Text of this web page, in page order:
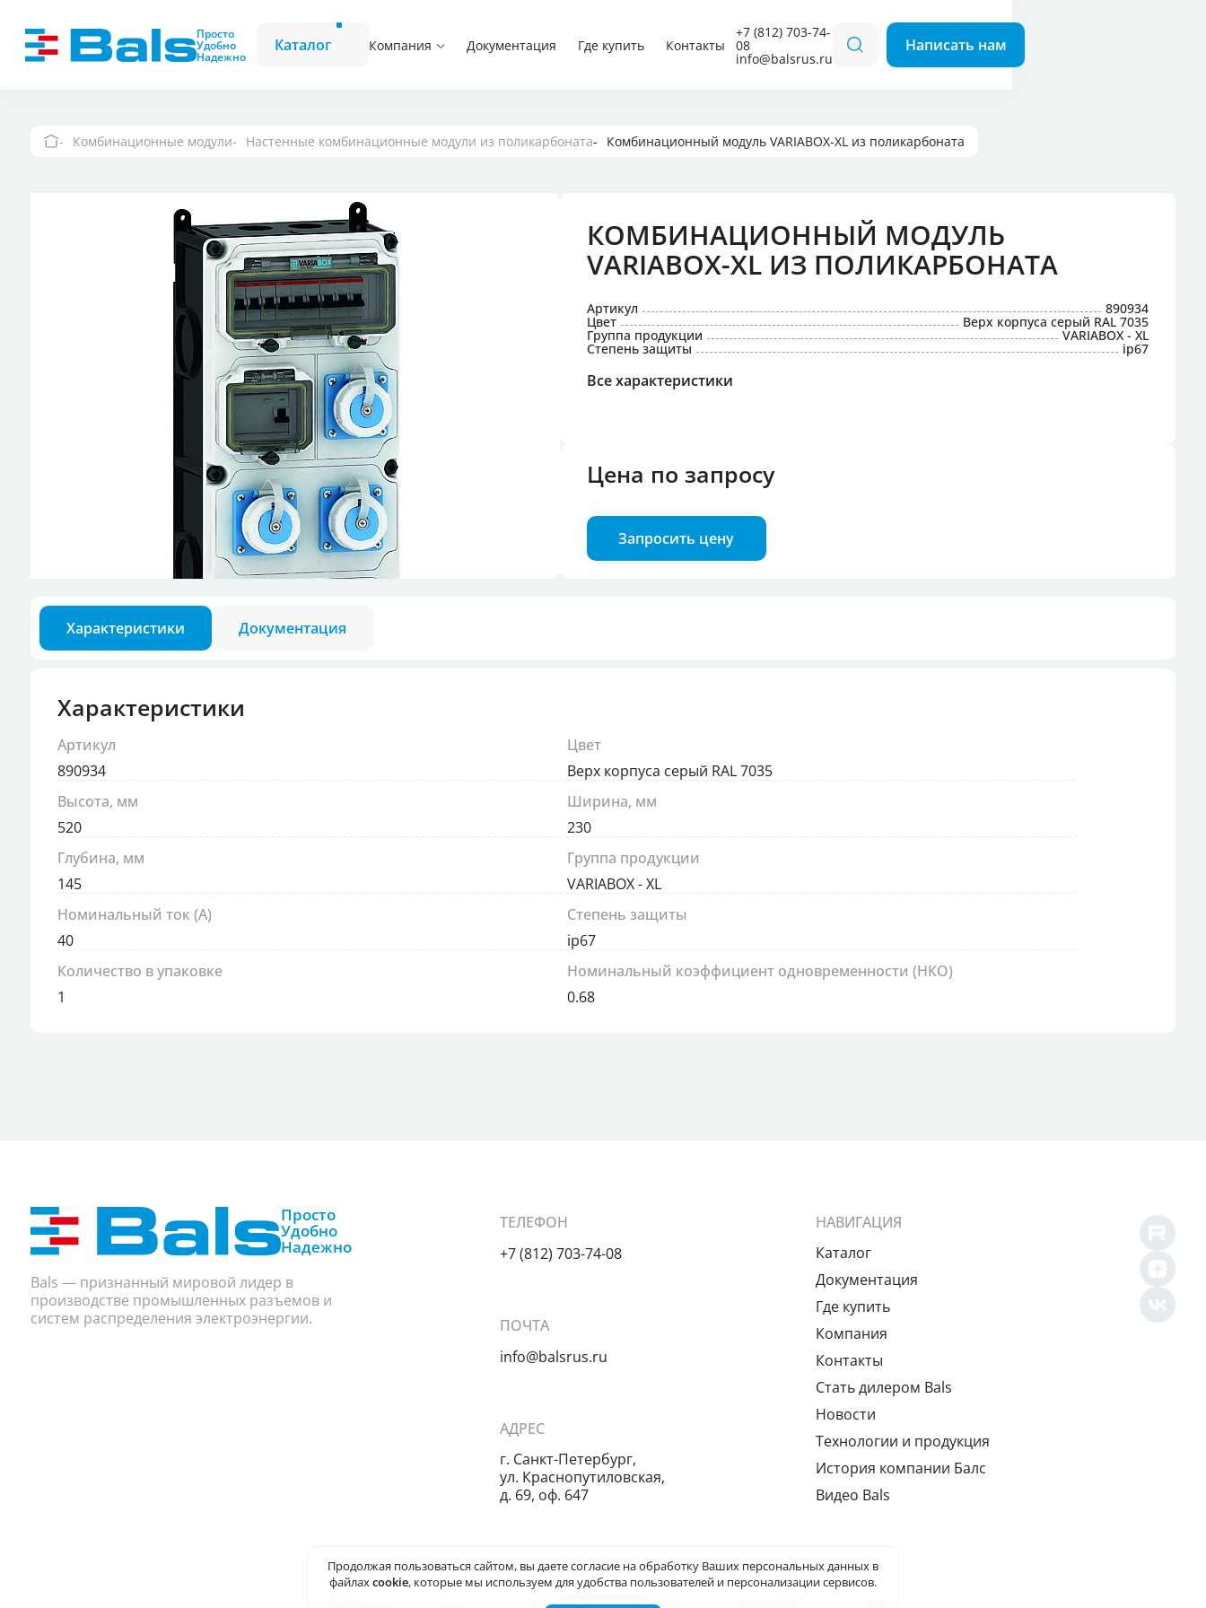
Просто
Удобно
Надежно
Каталог Компания Документация Где купить Контакты
+7 (812) 703-74-
08
info@balsrus.ru
Вилки и розетки Вилки CEE
Вилки и розетки низкого напряжения
Настенные розетки с защитой,
выключателем и блокировкой
Вилки и розетки для концертной техники
Вилки и розетки постоянного тока
Разъемы для контроля фаз
Аксессуары для вилок и розеток
Вилки CEE угловые
Встраиваемые вилки для кемпингов
Панельные вилки CEE прямые
Комбинационные модули Настенные комбинационные модули из поликарбоната Комбинационный модуль VARIABOX-XL из поликарбоната
КОМБИНАЦИОННЫЙ МОДУЛЬ
VARIABOX-XL ИЗ ПОЛИКАРБОНАТА
Артикул 890934
Цвет Верх корпуса серый RAL 7035
Группа продукции VARIABOX - XL
Степень защиты ip67
Все характеристики
Цена по запросу
Запросить цену
Характеристики Документация
Характеристики
Артикул
890934
Цвет
Верх корпуса серый RAL 7035
Высота, мм
520
Ширина, мм
230
Глубина, мм
145
Группа продукции
VARIABOX - XL
Номинальный ток (А)
40
Степень защиты
ip67
Количество в упаковке
1
Номинальный коэффициент одновременности (НКО)
0.68
Просто
Удобно
Надежно
Bals — признанный мировой лидер в
производстве промышленных разъемов и
систем распределения электроэнергии.
ТЕЛЕФОН
+7 (812) 703-74-08
ПОЧТА
info@balsrus.ru
АДРЕС
г. Санкт-Петербург,
ул. Краснопутиловская,
д. 69, оф. 647
НАВИГАЦИЯ
Каталог
Документация
Где купить
Компания
Контакты
Cтать дилером Bals
Новости
Технологии и продукция
История компании Балс
Видео Bals
Продолжая пользоваться сайтом, вы даетесогласие на обработку Ваших персональных данных в
файлахcookie, которые мы используем для удобства пользователей и персонализации сервисов.